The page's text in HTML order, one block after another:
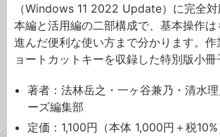
（Windows 11 2022 Update）に完全
本編と活用編の二部構成で、基本操作
進んだ便利な使い方まで分かります。
ョートカットキーを収録した特別版小冊
著者：法林岳之・一ヶ谷兼乃・清水
ーズ編集部
定価：1,100円（本体 1,000円＋税10%